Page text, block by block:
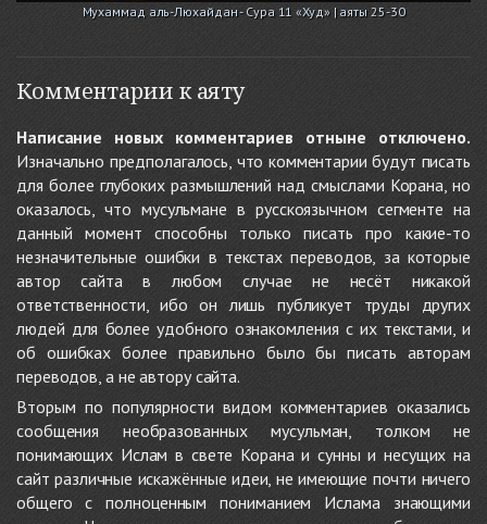
Мухаммад аль-Люхайдан - Сура 11 «Худ» | аяты 25-30
Комментарии к аяту
Написание новых комментариев отныне отключено.
Изначально предполагалось, что комментарии будут писать
для более глубоких размышлений над смыслами Корана, но
оказалось, что мусульмане в русскоязычном сегменте на
данный момент способны только писать про какие-то
незначительные ошибки в текстах переводов, за которые
автор сайта в любом случае не несёт никакой
ответственности, ибо он лишь публикует труды других
людей для более удобного ознакомления с их текстами, и
об ошибках более правильно было бы писать авторам
переводов, а не автору сайта.
Вторым по популярности видом комментариев оказались
сообщения необразованных мусульман, толком не
понимающих Ислам в свете Корана и сунны и несущих на
сайт различные искажённые идеи, не имеющие почти ничего
общего с полноценным пониманием Ислама знающими